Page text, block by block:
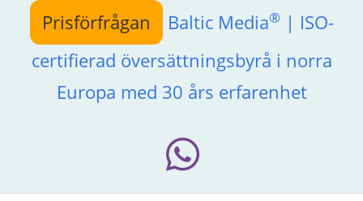
Hoppa
innehållet
Prisförfrågan Baltic Media®| ISO-
certifierad översättningsbyrå i norra
Europa med 30 års erfarenhet